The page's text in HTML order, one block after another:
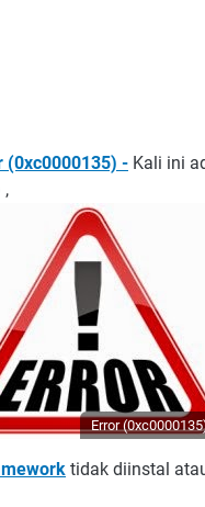
(0xc0000135) - Kali ini
,
Error
tidak diinstal